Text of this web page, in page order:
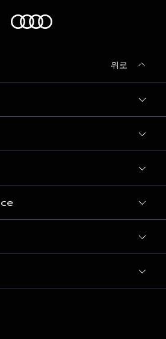
위로
터
Drive 이벤트
드
서울종로-1079